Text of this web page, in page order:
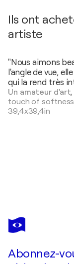
Ils ont
artiste
"Nous aimons
l'angle de vue,
qui la rend très
Un amateur
touch of
39,4x39,4in
HENNIE VAN DE LANDE
Burning Sun
Abonnez-